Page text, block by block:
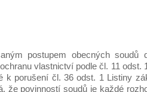
postupem obecných soudů
vlastnictví podle čl. 11 odst.
k porušení čl. 36 odst. 1 Listiny
že povinností soudů je každé